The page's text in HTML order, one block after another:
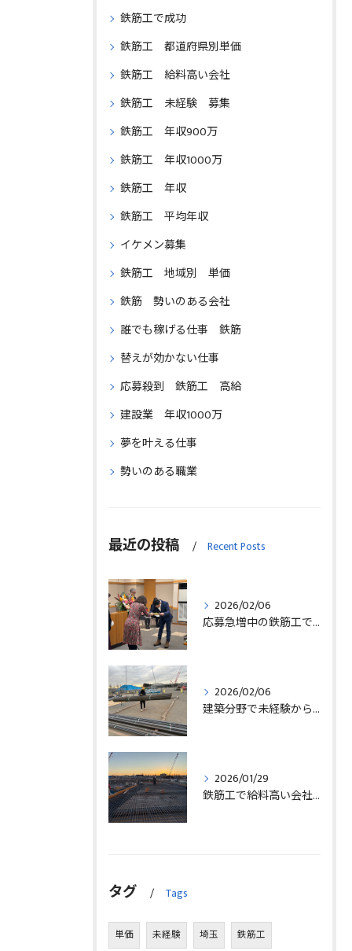
鉄筋工で成功
鉄筋工 都道府県別単価
鉄筋工 給料高い会社
鉄筋工 未経験 募集
鉄筋工 年収900万
鉄筋工 年収1000万
鉄筋工 年収
鉄筋工 平均年収
イケメン募集
鉄筋工 地域別 単価
鉄筋 勢いのある会社
誰でも稼げる仕事 鉄筋
替えが効かない仕事
応募殺到 鉄筋工 高給
建設業 年収1000万
夢を叶える仕事
勢いのある職業
最近の投稿 Recent Posts
2026/02/06
応募急増中の鉄筋工で高給を目指す方法徹底解説埼玉県三郷市版
2026/02/06
建築分野で未経験から始める求人探しと三郷市で正社員就職の秘訣
2026/01/29
鉄筋工で給料高い会社に転職したリアルなインタビュー事例を埼玉県三郷市で解説
タグ Tags
単価 未経験 埼玉 鉄筋工